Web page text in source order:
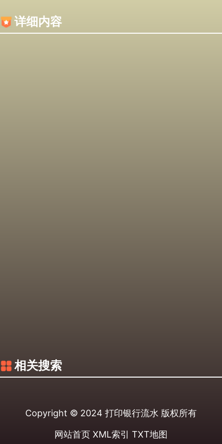
详细内容
相关搜索
Copyright © 2024 打印银行流水 版权所有
网站首页 XML索引 TXT地图